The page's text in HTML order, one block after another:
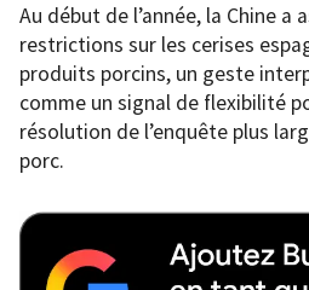
Au début de l’année, la Chine a
restrictions sur les cerises
produits porcins, un geste
comme un signal de flexibilité
résolution de l’enquête plus
porc.